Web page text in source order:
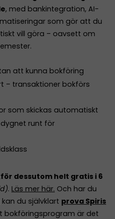
, med bankintegration, AI-
som gör att du
vill göra – oavsett om
att kunna bokföring
– transaktioner bokförs
som skickas automatiskt
runt för
dessutom helt gratis i 6
. Läs mer här. Och har du
du självklart prova Spiris
bokföringsprogram är det